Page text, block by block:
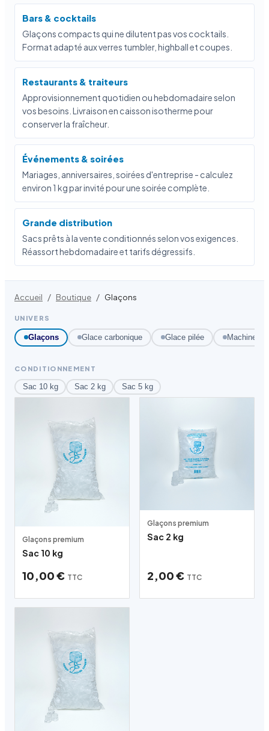
Bars & cocktails
Glaçons compacts qui ne dilutent pas vos cocktails.
Format adapté aux verres tumbler, highball et coupes.
Restaurants & traiteurs
Approvisionnement quotidien ou hebdomadaire selon
vos besoins. Livraison en caisson isotherme pour
conserver la fraîcheur.
Événements & soirées
Mariages, anniversaires, soirées d'entreprise - calculez
environ 1 kg par invité pour une soirée complète.
Grande distribution
Sacs prêts à la vente conditionnés selon vos exigences.
Réassort hebdomadaire et tarifs dégressifs.
Accueil / Boutique / Glaçons
UNIVERS
Glaçons Glace carbonique Glace pilée Machine à
CONDITIONNEMENT
Sac 10 kg Sac 2 kg Sac 5 kg
Glaçons premium
Sac 10 kg
10,00 € TTC
Glaçons premium
Sac 2 kg
2,00 € TTC